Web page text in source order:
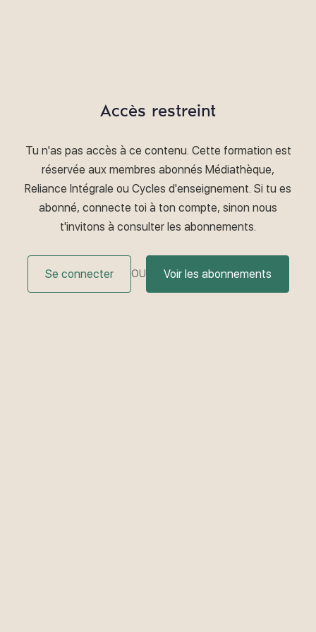
Accès restreint
Tu n'as pas accès à ce contenu. Cette formation est
réservée aux membres abonnés Médiathèque,
Reliance Intégrale ou Cycles d'enseignement. Si tu es
abonné, connecte toi à ton compte, sinon nous
t'invitons à consulter les abonnements.
Se connecter OU Voir les abonnements